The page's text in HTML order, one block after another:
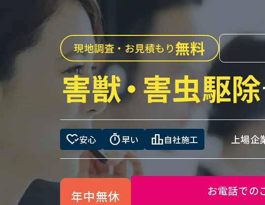
現地調査・お見積もり無料
害獣・害虫駆除
heart_check安心 timer早い leaderboard自社施工 上場企
年中無休 お電話での